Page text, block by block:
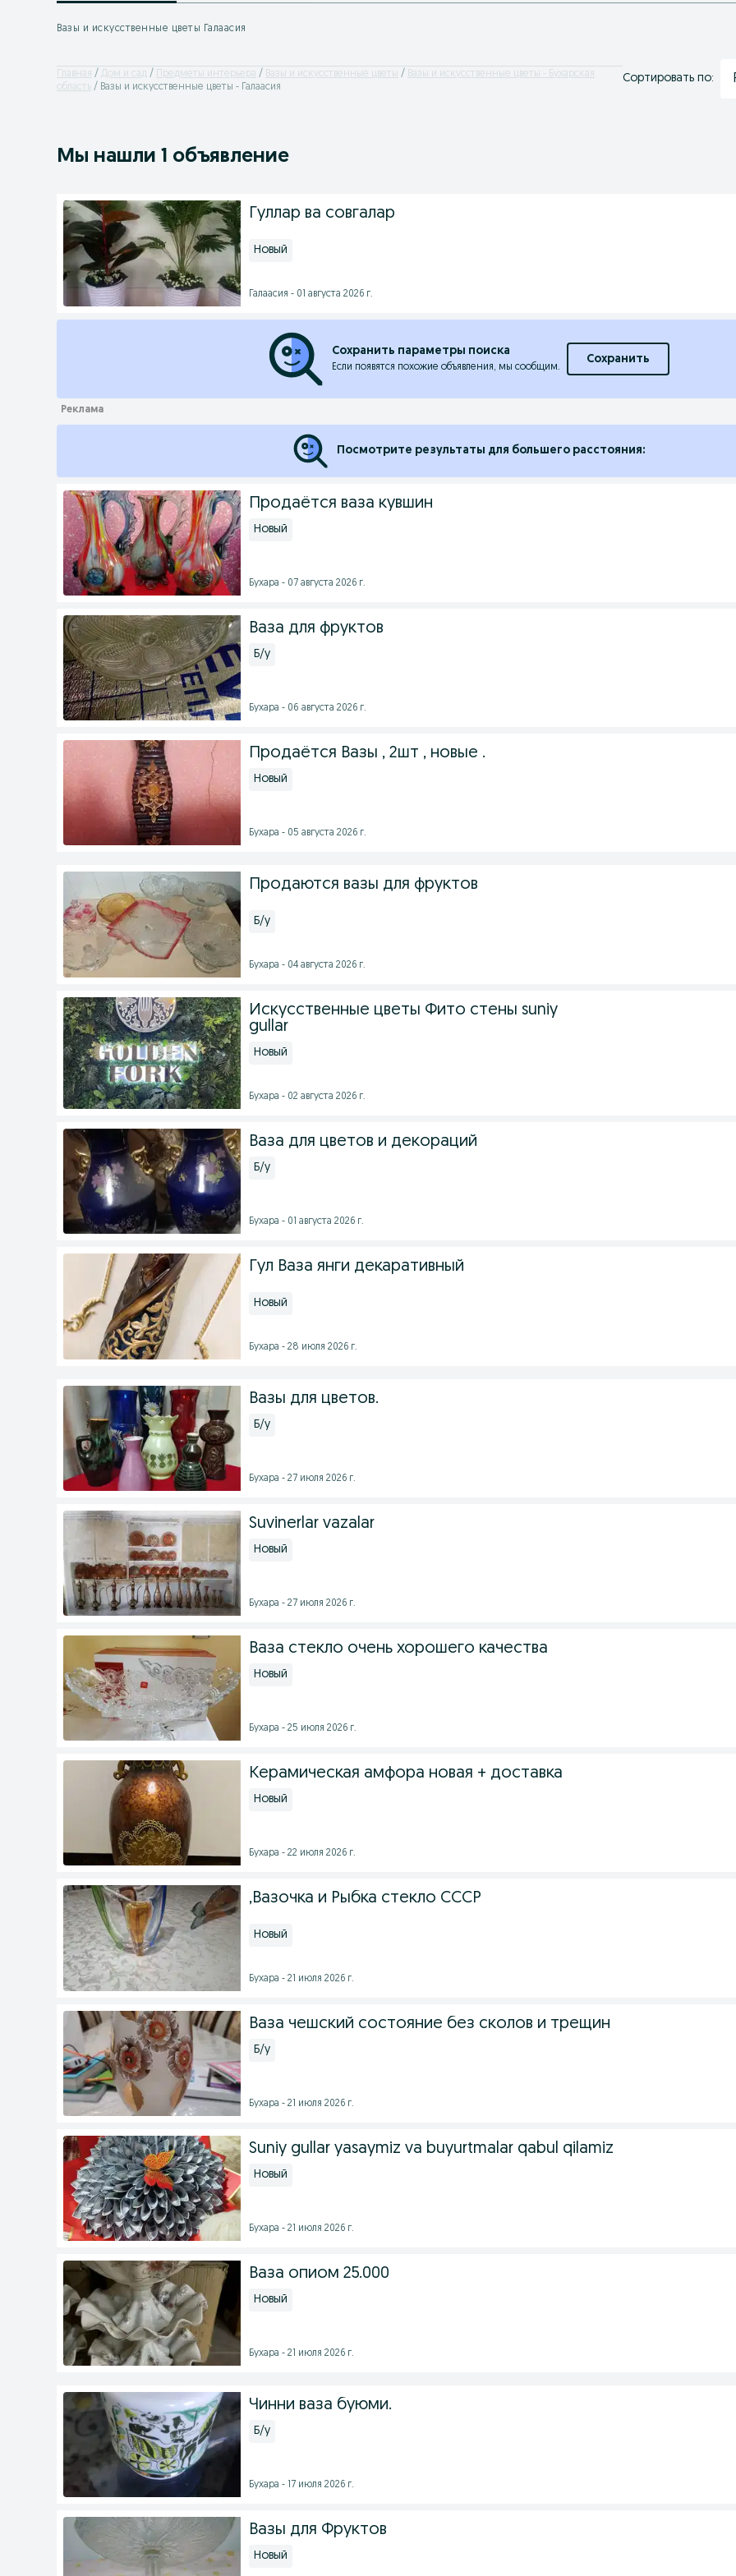
Вазы и искусственные цветы Галаасия
Главная Дом и сад Предметы интерьера Вазы и искусственные цветы
Вазы и искусственные цветы - Бухарская
область
Вазы и искусственные цветы - Галаасия
Сортировать по:
Мы нашли 1 объявление
Гуллар ва совгалар
Новый
Галаасия - 01 августа 2026 г.
Сохранить параметры поиска
Если появятся похожие объявления, мы сообщим.
Сохранить
Посмотрите результаты для большего расстояния:
Продаётся ваза кувшин
Новый
Бухара - 07 августа 2026 г.
Ваза для фруктов
Б/у
Бухара - 06 августа 2026 г.
Продаётся Вазы , 2шт , новые .
Новый
Бухара - 05 августа 2026 г.
Продаются вазы для фруктов
Б/у
Бухара - 04 августа 2026 г.
Искусственные цветы Фито стены suniy
gullar
Новый
Бухара - 02 августа 2026 г.
Ваза для цветов и декораций
Б/у
Бухара - 01 августа 2026 г.
Гул Ваза янги декаративный
Новый
Бухара - 28 июля 2026 г.
Вазы для цветов.
Б/у
Бухара - 27 июля 2026 г.
Suvinerlar vazalar
Новый
Бухара - 27 июля 2026 г.
Ваза стекло очень хорошего качества
Новый
Бухара - 25 июля 2026 г.
Керамическая амфора новая + доставка
Новый
Бухара - 22 июля 2026 г.
,Вазочка и Рыбка стекло СССР
Новый
Бухара - 21 июля 2026 г.
Ваза чешский состояние без сколов и трещин
Б/у
Бухара - 21 июля 2026 г.
Suniy gullar yasaymiz va buyurtmalar qabul qilamiz
Новый
Бухара - 21 июля 2026 г.
Ваза опиом 25.000
Новый
Бухара - 21 июля 2026 г.
Чинни ваза буюми.
Б/у
Бухара - 17 июля 2026 г.
Вазы для Фруктов
Новый